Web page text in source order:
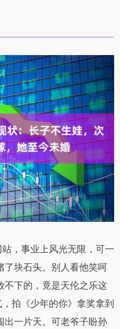
，事业上风光无限，可一
了块石头。别人看他笑呵
不下的，竟是天伦之乐这
拍《少年的你》拿奖拿到
出一片天。可老爷子盼孙